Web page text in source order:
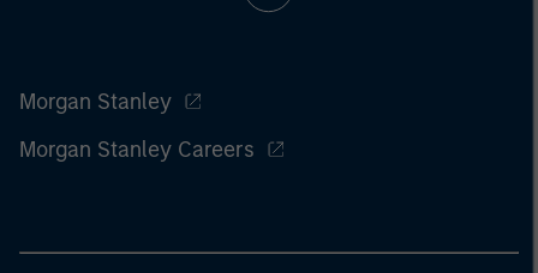
Morgan Stanley
Morgan Stanley Careers